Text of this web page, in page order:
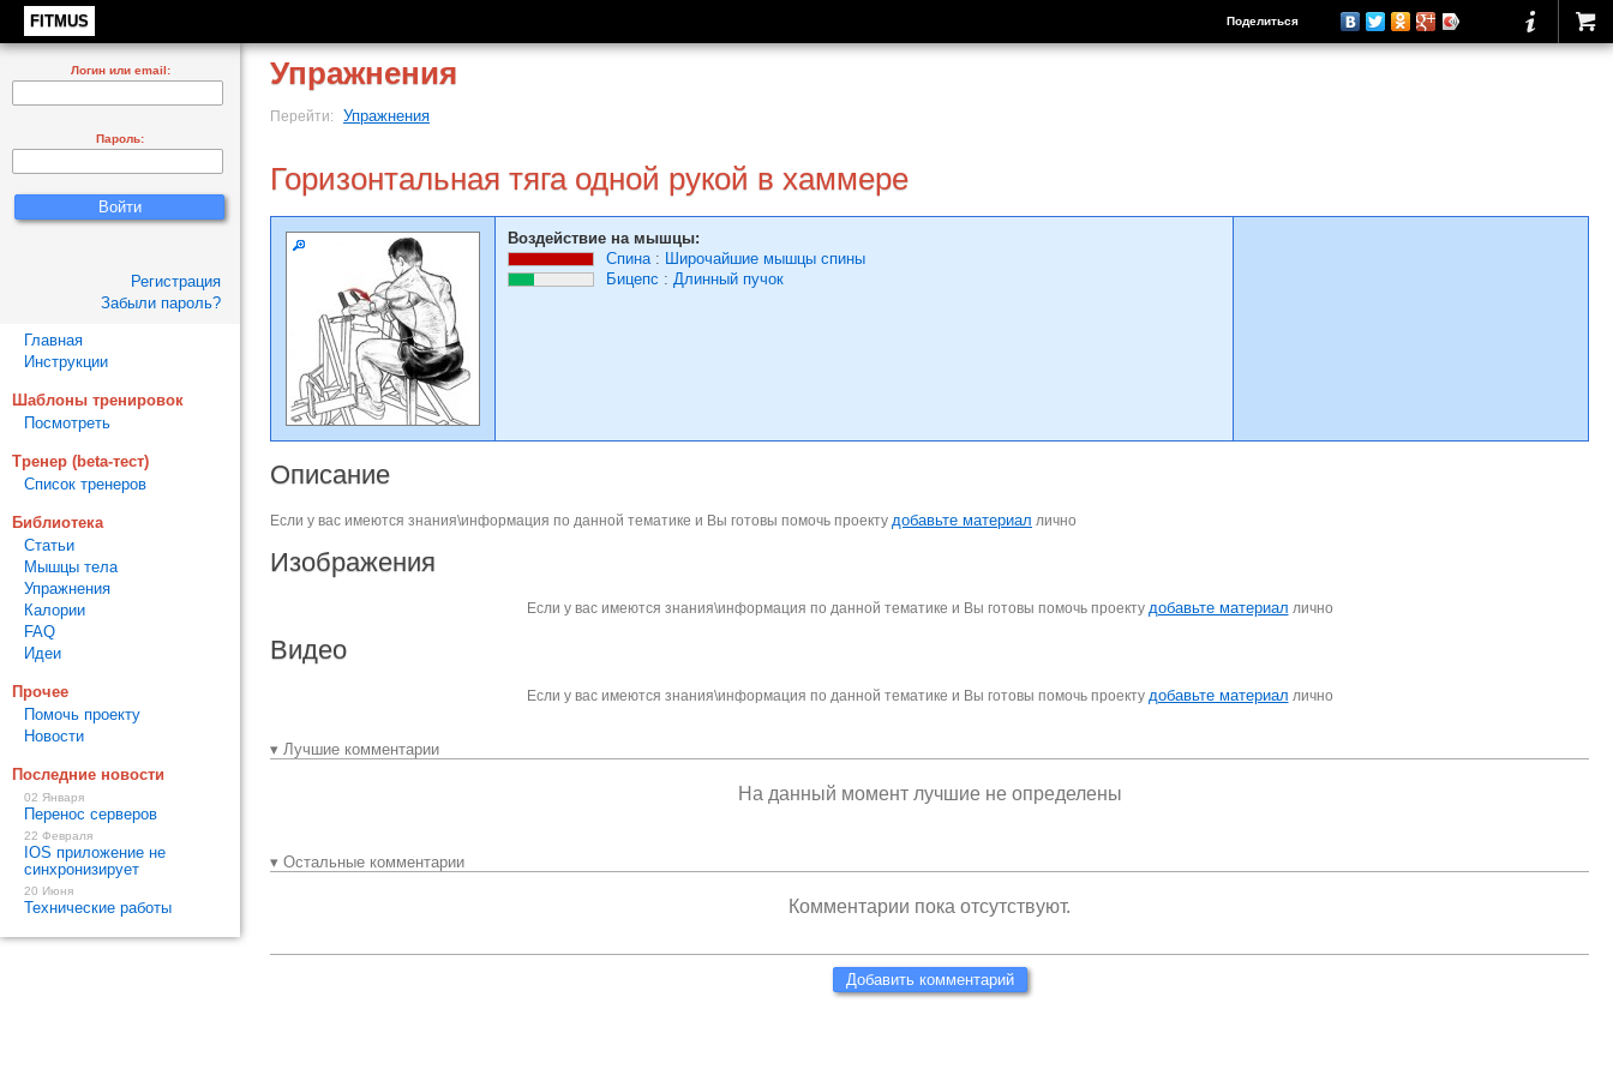
FITMUS Поделиться
Упражнения
Перейти: Упражнения
Горизонтальная тяга одной рукой в хаммере
Воздействие на мышцы:
Спина: Широчайшие мышцы спины
Бицепс : Длинный пучок
Описание
Если у вас имеются знания\информация по данной тематике и Вы готовы помочь проекту добавьте материал лично
Изображения
Если у вас имеются знания\информация по данной тематике и Вы готовы помочь проекту добавьте материал лично
Видео
Если у вас имеются знания\информация по данной тематике и Вы готовы помочь проекту добавьте материал лично
▾ Лучшие комментарии
На данный момент лучшие не определены
▾ Остальные комментарии
Комментарии пока отсутствуют.
Добавить комментарий
Логин или email:
Пароль:
Регистрация
Забыли пароль?
Главная
Инструкции
Шаблоны тренировок
Посмотреть
Тренер (beta-тест)
Список тренеров
Библиотека
Статьи
Мышцы тела
Упражнения
Калории
FAQ
Идеи
Прочее
Помочь проекту
Новости
Последние новости
02 Января
Перенос серверов
22 Февраля
IOS приложение не
синхронизирует
20 Июня
Технические работы